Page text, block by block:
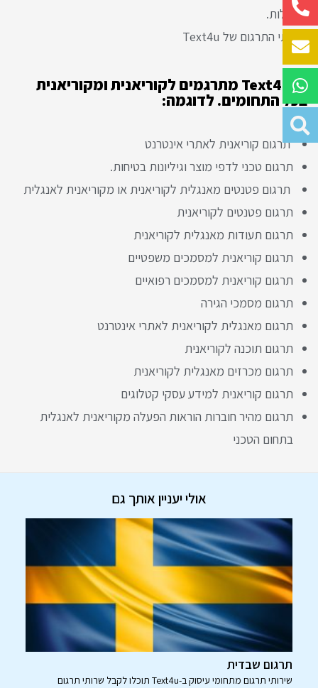
וביעילות.
שירותי התרגום של Text4u
ב- Text4u מתרגמים לקוריאנית ומקוריאנית
בכל התחומים. לדוגמה:
תרגום קוריאנית לאתרי אינטרנט
תרגום טכני לדפי מוצר וגיליונות בטיחות.
תרגום פטנטים מאנגלית לקוריאנית או מקוריאנית לאנגלית
תרגום פטנטים לקוריאנית
תרגום תעודות מאנגלית לקוריאנית
תרגום קוריאנית למסמכים משפטיים
תרגום קוריאנית למסמכים רפואיים
תרגום מסמכי הגירה
תרגום מאנגלית לקוריאנית לאתרי אינטרנט
תרגום תוכנה לקוריאנית
תרגום מכרזים מאנגלית לקוריאנית
תרגום קוריאנית למידע עסקי קטלוגים
תרגום מהיר חוברות הוראות הפעלה מקוריאנית לאנגלית
בתחום הטכני
אולי יעניין אותך גם
תרגום שבדית
שירותי תרגום מתחומי עיסוק ב-Text4u תוכלו לקבל שרותי תרגום